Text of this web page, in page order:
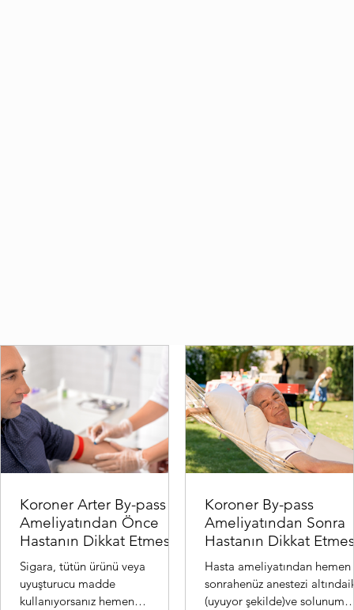
Hemen Başvur
Koroner Arter By-pass
Ameliyatından Önce
Hastanın Dikkat Etmesi
Gereken Hususlar:
Sigara, tütün ürünü veya
uyuşturucu madde
kullanıyorsanız hemen
Koroner By-pass
Ameliyatından Sonra
Hastanın Dikkat
Gereken Hususlar:
Hasta ameliyatından hemen
sonrahenüz anestezi
(uyuyor şekilde)ve solunum